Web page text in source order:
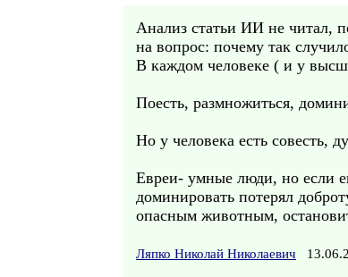
Анализ статьи ИИ не читал,
на вопрос: почему так
В каждом человеке ( и у
Поесть, размножиться,
Но у человека есть совесть,
Евреи- умные люди, но если
доминировать потерял
опасным животным,
Ляпко Николай Николаевич